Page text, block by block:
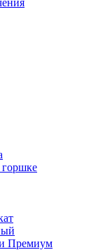
Премиум